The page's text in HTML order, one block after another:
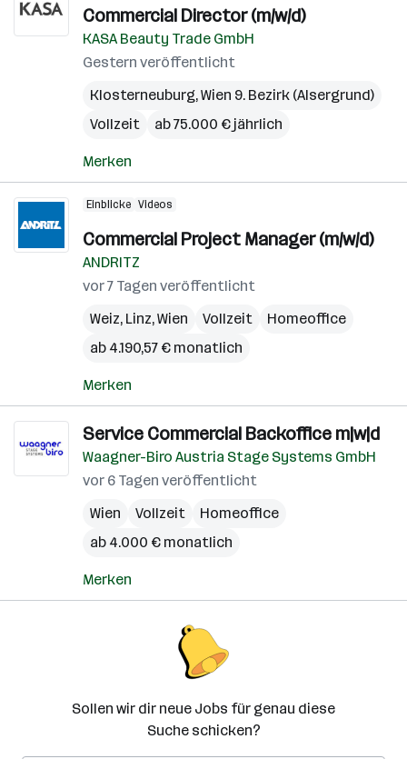
Commercial Director (m/w/d)
KASA Beauty Trade GmbH
Gestern veröffentlicht
Klosterneuburg,Wien 9. Bezirk (Alsergrund)
Vollzeit
ab 75.000 € jährlich
Merken
Einblicke Videos
Commercial Project Manager (m/w/d)
ANDRITZ
vor 7 Tagen veröffentlicht
Weiz, Linz,Wien Vollzeit
Homeoffice
ab 4.190,57 € monatlich
Merken
Service Commercial Backoffice m|w|d
Waagner-Biro Austria Stage Systems GmbH
vor 6 Tagen veröffentlicht
Wien
Vollzeit
Homeoffice
ab 4.000 € monatlich
Merken
Sollen wir dir neue Jobs für genau diese
Suche schicken?